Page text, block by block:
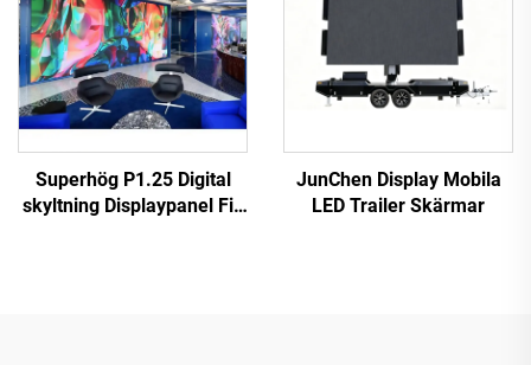
Superhög P1.25 Digital
skyltning Displaypanel Fin
JunChen Display Mobila
LED Trailer Skärmar